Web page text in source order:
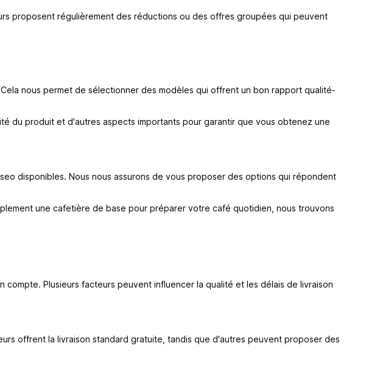
proposent régulièrement des réductions ou des offres groupées qui peuvent
nous permet de sélectionner des modèles qui offrent un bon rapport qualité-
du produit et d'autres aspects importants pour garantir que vous obtenez une
disponibles. Nous nous assurons de vous proposer des options qui répondent
une cafetière de base pour préparer votre café quotidien, nous trouvons
Plusieurs facteurs peuvent influencer la qualité et les délais de livraison
offrent la livraison standard gratuite, tandis que d'autres peuvent proposer des